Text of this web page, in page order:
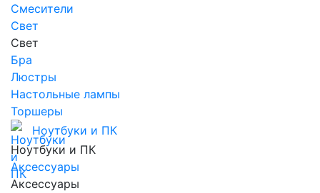
Смесители
Свет
Свет
Бра
Люстры
Настольные лампы
Торшеры
Ноутбуки и ПК
Ноутбуки и ПК
Аксессуары
Аксессуары